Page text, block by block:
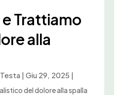
Trattiamo
alla
|Giu 29, 2025 |
del dolore alla spalla